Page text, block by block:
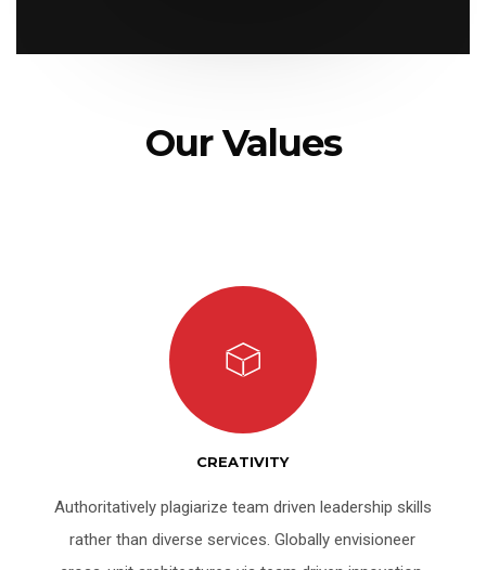
Our Values
CREATIVITY
Authoritatively plagiarize team driven leadership skills
rather than diverse services. Globally envisioneer